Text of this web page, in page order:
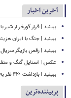
آخرین اخبار
ببینید | فرار گورخر از شیر
ببینید | جنگ با ایران هزینه غذای
ببینید | رقص بازیگر سریال خط
عکس | استایل گنگ و متفاوت
ببینید | بازداشت ۴۲۰ نفر به اتهام ایجاد آتش‌سوزی‌ در فرانسه
پربیننده‌ترین